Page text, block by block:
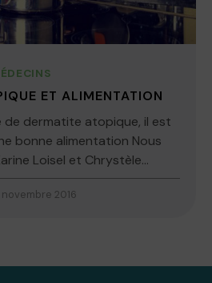
ET ALIMENTATION
de dermatite atopique, il est
bonne alimentation Nous
Loisel et Chrystèle...
novembre 2016